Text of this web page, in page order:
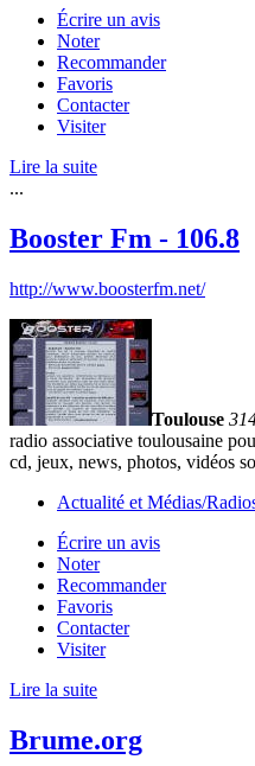
Écrire un avis
Noter
Recommander
Favoris
Contacter
Visiter
Lire la suite
...
Booster Fm - 106.8
http://www.boosterfm.net/
Toulouse
radio associative toulousaine
cd, jeux, news, photos, vidéos
Actualité et Médias/
Écrire un avis
Noter
Recommander
Favoris
Contacter
Visiter
Lire la suite
Brume.org